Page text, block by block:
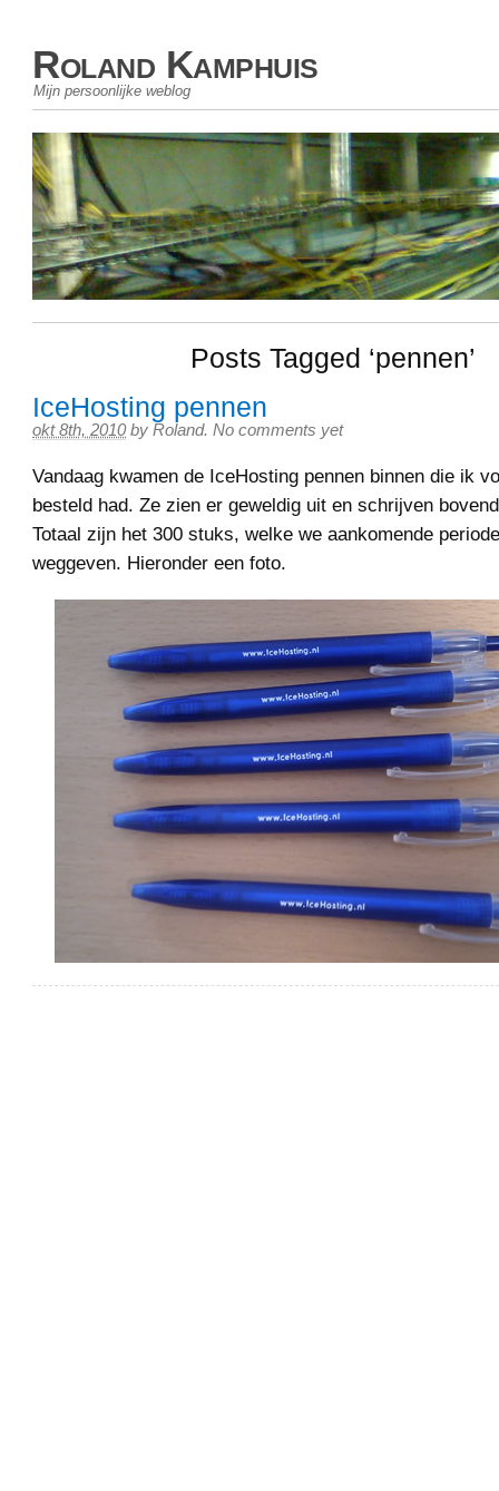
Roland Kamphuis
Mijn persoonlijke weblog
Posts Tagged ‘pennen’
IceHosting pennen
okt 8th, 2010 by Roland. No comments yet
Vandaag kwamen de IceHosting pennen binnen die ik
besteld had. Ze zien er geweldig uit en schrijven
Totaal zijn het 300 stuks, welke we aankomende
weggeven. Hieronder een foto.